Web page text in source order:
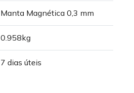
Manta Magnética 0,3 mm
0.958kg
7 dias úteis